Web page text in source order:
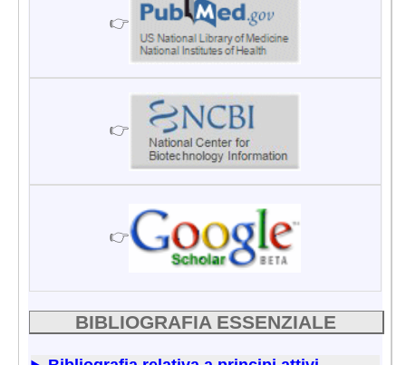
👉
👉
👉
BIBLIOGRAFIA ESSENZIALE